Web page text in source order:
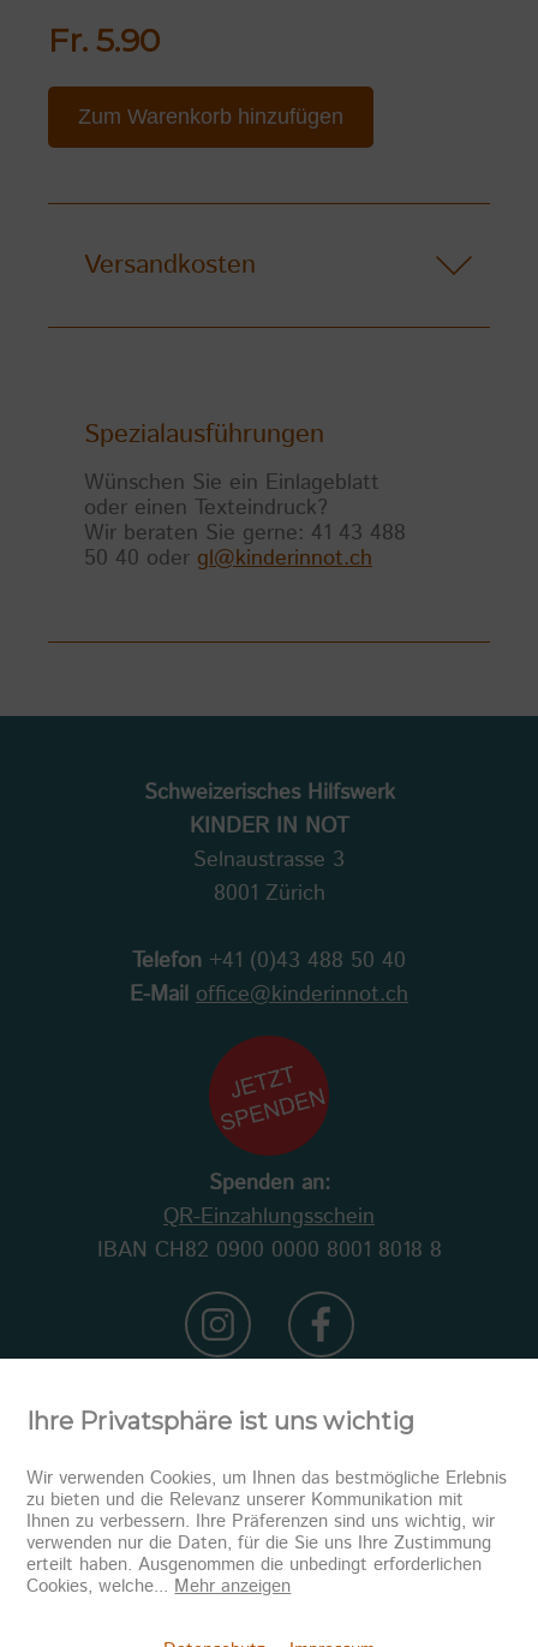
Fr. 5.90
Zum Warenkorb hinzufügen
Versandkosten
Spezialausführungen
Wünschen Sie ein Einlageblatt
oder einen Texteindruck?
Wir beraten Sie gerne: 41 43 488
50 40 oder gl@kinderinnot.ch
Schweizerisches Hilfswerk
KINDER IN NOT
Selnaustrasse 3
8001 Zürich
Telefon +41 (0)43 488 50 40
E-Mail office@kinderinnot.ch
Spenden an:
QR-Einzahlungsschein
IBAN CH82 0900 0000 8001 8018 8
Newsletter abonnieren
Ihre Privatsphäre ist uns wichtig
Wir verwenden Cookies, um Ihnen das bestmögliche Erlebnis
zu bieten und die Relevanz unserer Kommunikation mit
Ihnen zu verbessern. Ihre Präferenzen sind uns wichtig, wir
verwenden nur die Daten, für die Sie uns Ihre Zustimmung
erteilt haben. Ausgenommen die unbedingt erforderlichen
Cookies, welche... Mehr anzeigen